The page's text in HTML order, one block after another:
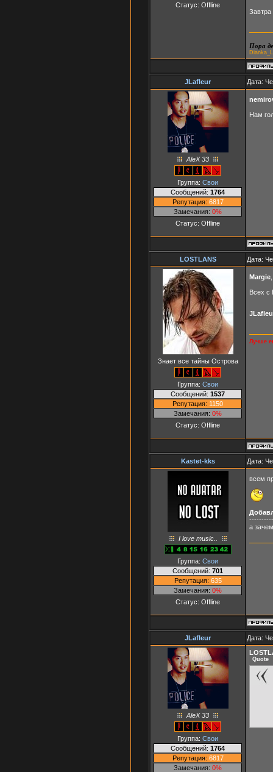
Статус: Offline
Пора
JLafleur Дата:
AleX 33
Группа: Свои
Сообщений: 1764
Репутация: 6817
Замечания: 0%
Статус: Offline
Нам
LOSTLANS Дата:
Знает все тайны Острова
Группа: Свои
Сообщений: 1537
Репутация: 1150
Замечания: 0%
Статус: Offline
Margie
Всех
Лучше
Kastet-kks Дата:
I love music..
Группа: Свои
Сообщений: 701
Репутация: 635
Замечания: 0%
Статус: Offline
всем
а
JLafleur Дата:
AleX 33
Группа: Свои
Сообщений: 1764
Репутация: 6817
Замечания: 0%
Quote